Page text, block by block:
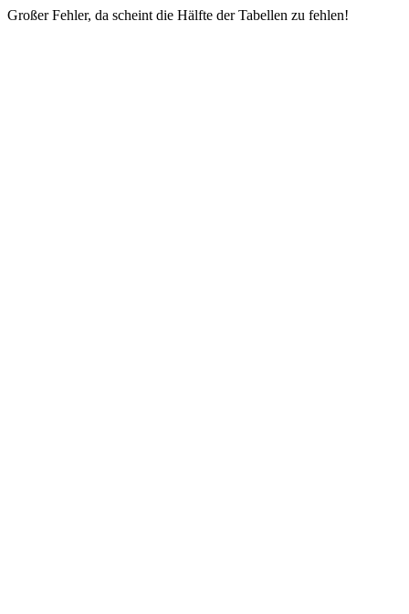
Großer Fehler, da scheint die Hälfte der Tabellen zu fehlen!